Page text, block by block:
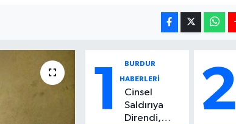
1 BURDUR
HABERLERİ
Cinsel
Saldırıya
Direndi,
2